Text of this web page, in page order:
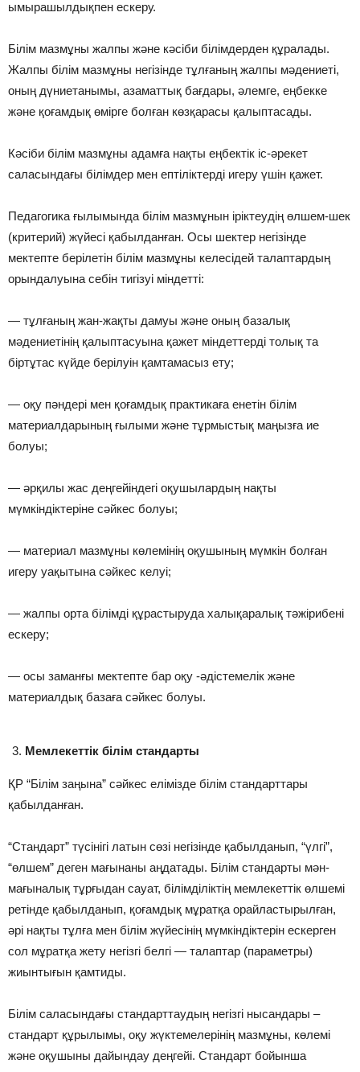
ымырашылдықпен ескеру.
Білім мазмұны жалпы жəне кəсіби білімдерден құралады.
Жалпы білім мазмұны негізінде тұлғаның жалпы мəдениеті,
оның дүниетанымы, азаматтық бағдары, əлемге, еңбекке
жəне қоғамдық өмірге болған көзқарасы қалыптасады.
Кəсіби білім мазмұны адамға нақты еңбектік іс-əрекет
саласындағы білімдер мен ептіліктерді игеру үшін қажет.
Педагогика ғылымында білім мазмұнын іріктеудің өлшем-шек
(критерий) жүйесі қабылданған. Осы шектер негізінде
мектепте берілетін білім мазмұны келесідей талаптардың
орындалуына себін тигізуі міндетті:
— тұлғаның жан-жақты дамуы жəне оның базалық
мəдениетінің қалыптасуына қажет міндеттерді толық та
біртұтас күйде берілуін қамтамасыз ету;
— оқу пəндері мен қоғамдық практикаға енетін білім
материалдарының ғылыми жəне тұрмыстық маңызға ие
болуы;
— əрқилы жас деңгейіндегі оқушылардың нақты
мүмкіндіктеріне сəйкес болуы;
— материал мазмұны көлемінің оқушының мүмкін болған
игеру уақытына сəйкес келуі;
— жалпы орта білімді құрастыруда халықаралық тəжірибені
ескеру;
— осы заманғы мектепте бар оқу -əдістемелік жəне
материалдық базаға сəйкес болуы.
Мемлекеттік білім стандарты
ҚР “Білім заңына” сəйкес елімізде білім стандарттары
қабылданған.
“Стандарт” түсінігі латын сөзі негізінде қабылданып, “үлгі”,
“өлшем” деген мағынаны аңдатады. Білім стандарты мəн-
мағыналық тұрғыдан сауат, білімділіктің мемлекеттік өлшемі
ретінде қабылданып, қоғамдық мұратқа орайластырылған,
əрі нақты тұлға мен білім жүйесінің мүмкіндіктерін ескерген
сол мұратқа жету негізгі белгі — талаптар (параметры)
жиынтығын қамтиды.
Білім саласындағы стандарттаудың негізгі нысандары –
стандарт құрылымы, оқу жүктемелерінің мазмұны, көлемі
жəне оқушыны дайындау деңгейі. Стандарт бойынша